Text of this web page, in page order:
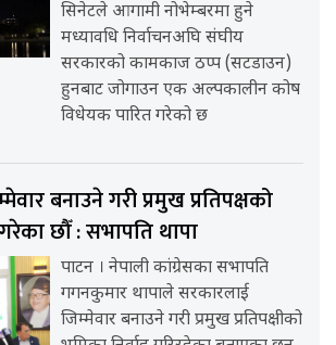
सिनेटले आगामी नोभेम्बरमा हुने
मध्यावधि निर्वाचनअघि संघीय
सरकारको कामकाज ठप्प (सटडाउन)
हुनबाट जोगाउन एक अल्पकालीन कोष
विधेयक पारित गरेको छ
बनाउने गरी प्रमुख प्रतिपक्षको
छौँ : सभापति थापा
पाटन । नेपाली कांग्रेसका सभापति
गगनकुमार थापाले सरकारलाई
जिम्मेवार बनाउने गरी प्रमुख प्रतिपक्षीको